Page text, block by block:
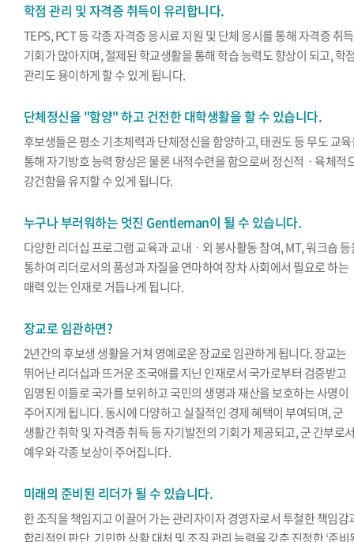
학점 관리 및 자격증 취득이 유리합니다.
TEPS, PCT 등 각종 자격증 응시료 지원 및 단체 응시를 통해 자격증 취득
기회가 많아지며, 절제된 학교생활을 통해 학습 능력도 향상이 되고, 학
관리도 용이하게 할 수 있게 됩니다.
단체정신을 "함양" 하고 건전한 대학생활을 할 수 있습니다.
후보생들은 평소 기초체력과 단체정신을 함양하고, 태권도 등 무도 교
통해 자기방호 능력 향상은 물론 내적수련을 함으로써 정신적ㆍ육체적
강건함을 유지할 수 있게 됩니다.
누구나 부러워하는 멋진 Gentleman이 될 수 있습니다.
다양한 리더십 프로그램 교육과 교내ㆍ외 봉사활동 참여, MT, 워크숍
통하여 리더로서의 품성과 자질을 연마하여 장차 사회에서 필요로 하는
매력 있는 인재로 거듭나게 됩니다.
장교로 임관하면?
2년간의 후보생 생활을 거쳐 영예로운 장교로 임관하게 됩니다. 장교는
뛰어난 리더십과 뜨거운 조국애를 지닌 인재로서 국가로부터 검증받고
임명된 이들로 국가를 보위하고 국민의 생명과 재산을 보호하는 사명이
주어지게 됩니다. 동시에 다양하고 실질적인 경제 혜택이 부여되며, 군
생활간 취학 및 자격증 취득 등 자기발전의 기회가 제공되고, 군 간부로
예우와 각종 보상이 주어집니다.
미래의 준비된 리더가 될 수 있습니다.
한 조직을 책임지고 이끌어 가는 관리자이자 경영자로서 투철한 책임감
합리적인 판단, 기민한 상황 대처 및 조직 관리 능력을 갖춘 진정한 ‘준비